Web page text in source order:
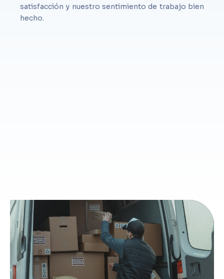
satisfacción y nuestro sentimiento de trabajo bien
hecho.